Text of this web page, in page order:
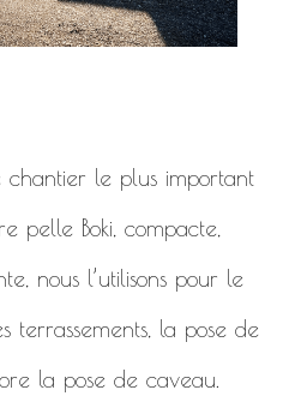
chantier le plus important
pelle Boki, compacte,
nous l’utilisons pour le
terrassements, la pose de
la pose de caveau.